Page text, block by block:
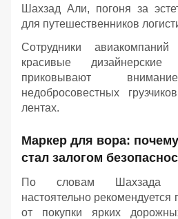
Шахзад Али, погоня за
для путешественников
Сотрудники
красивые
приковывают
недобросовестных
лентах.
Маркер для вора:
стал залогом
По словам Шахзада
настоятельно рекомендуется
от покупки ярких